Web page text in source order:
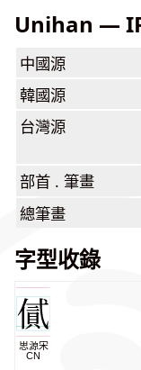
Unihan —
中國源
韓國源
台灣源
部首 . 筆畫
總筆畫
字型收錄
思源宋
CN